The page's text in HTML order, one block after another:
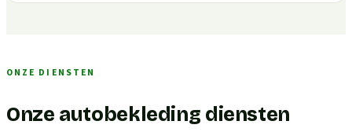
ONZE DIENSTEN
Onze autobekleding diensten